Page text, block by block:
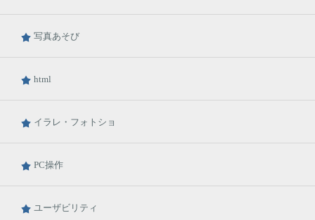
写真あそび
html
イラレ・フォトショ
PC操作
ユーザビリティ